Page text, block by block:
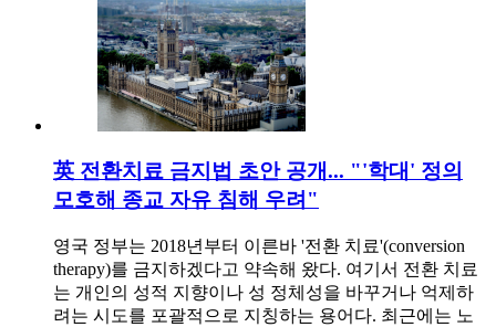
英 전환치료 금지법 초안 공개... "'학대' 정의
모호해 종교 자유 침해 우려"
영국 정부는 2018년부터 이른바 '전환 치료'(conversion
therapy)를 금지하겠다고 약속해 왔다. 여기서 전환 치료
는 개인의 성적 지향이나 성 정체성을 바꾸거나 억제하
려는 시도를 포괄적으로 지칭하는 용어다. 최근에는 노